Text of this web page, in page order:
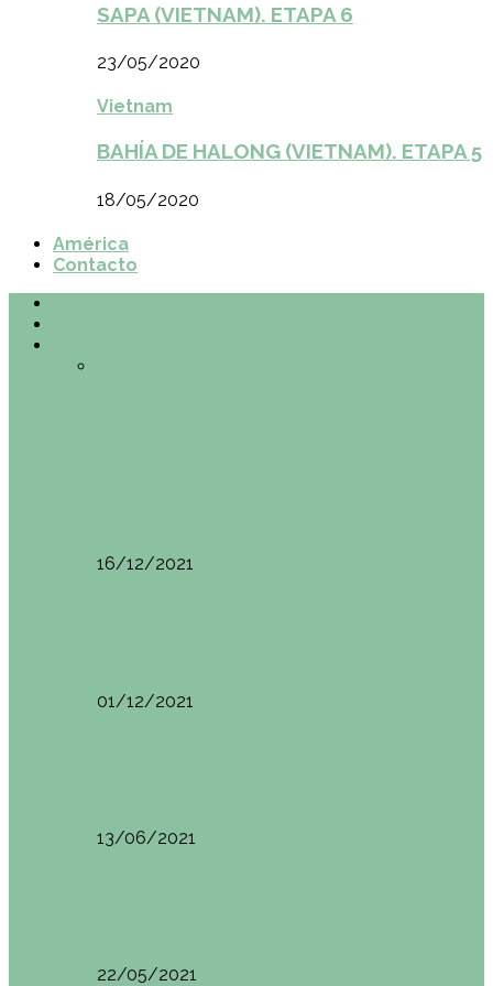
SAPA (VIETNAM). ETAPA 6
23/05/2020
Vietnam
BAHÍA DE HALONG (VIETNAM). ETAPA 5
18/05/2020
América
Contacto
16/12/2021
01/12/2021
13/06/2021
22/05/2021